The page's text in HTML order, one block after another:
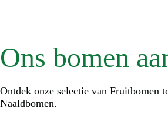
Ons bomen
Ontdek onze selectie van Fruitbomen
Naaldbomen.